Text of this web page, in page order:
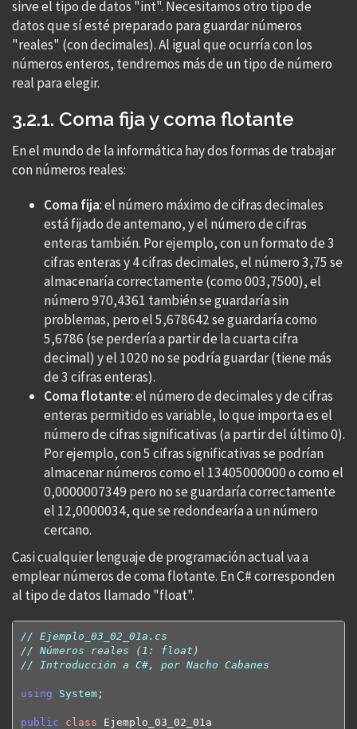
sirve el tipo de datos "int". Necesitamos otro tipo de
datos que sí esté preparado para guardar números
"reales" (con decimales). Al igual que ocurría con los
números enteros, tendremos más de un tipo de número
real para elegir.
3.2.1. Coma fija y coma flotante
En el mundo de la informática hay dos formas de trabajar
con números reales:
Coma fija: el número máximo de cifras decimales
está fijado de antemano, y el número de cifras
enteras también. Por ejemplo, con un formato de 3
cifras enteras y 4 cifras decimales, el número 3,75 se
almacenaría correctamente (como 003,7500), el
número 970,4361 también se guardaría sin
problemas, pero el 5,678642 se guardaría como
5,6786 (se perdería a partir de la cuarta cifra
decimal) y el 1020 no se podría guardar (tiene más
de 3 cifras enteras).
Coma flotante: el número de decimales y de cifras
enteras permitido es variable, lo que importa es el
número de cifras significativas (a partir del último 0).
Por ejemplo, con 5 cifras significativas se podrían
almacenar números como el 13405000000 o como el
0,0000007349 pero no se guardaría correctamente
el 12,0000034, que se redondearía a un número
cercano.
Casi cualquier lenguaje de programación actual va a
emplear números de coma flotante. En C# corresponden
al tipo de datos llamado "float".
// Ejemplo_03_02_01a.cs
// Números reales (1: float)
// Introducción a C#, por Nacho Cabanes
using System;
public class